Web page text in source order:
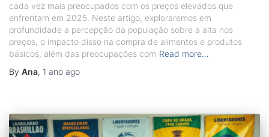
cada vez mais preocupados com os preços elevados que
enfrentam em 2025. Neste artigo, exploraremos em
profundidade a percepção da população sobre a alta nos
preços, o impacto disso na compra de alimentos e produtos
básicos, além das preocupações com Read more…
By Ana, 1 ano ago